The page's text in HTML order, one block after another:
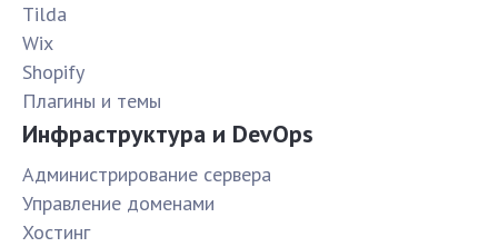
Tilda
Wix
Shopify
Плагины и темы
Инфраструктура и DevOps
Администрирование сервера
Управление доменами
Хостинг